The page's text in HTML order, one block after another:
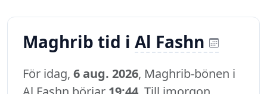
Maghrib tid i Al Fashn
För idag, 6 aug. 2026, Maghrib-bönen i